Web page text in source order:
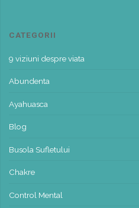
CATEGORII
9 viziuni despre viata
Abundenta
Ayahuasca
Blog
Busola Sufletului
Chakre
Control Mental